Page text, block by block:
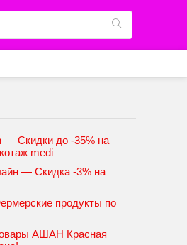
— Скидки до -35% на
medi
— Скидка -3% на
продукты по
АШАН Красная